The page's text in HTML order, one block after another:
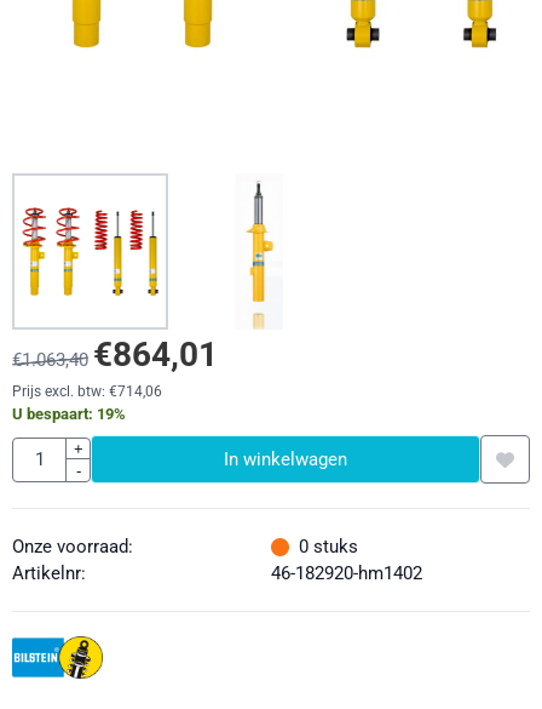
€1.063,40 €864,01
Prijs excl. btw: €714,06
U bespaart: 19%
Aantal
+
-
In winkelwagen
Onze voorraad: 0 stuks
Artikelnr:
46-182920-hm1402